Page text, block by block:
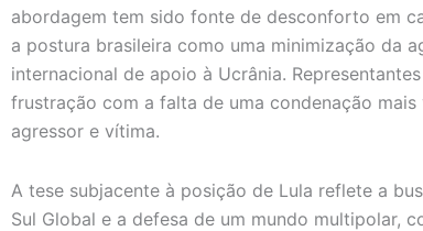
abordagem tem sido fonte de desconforto em
a postura brasileira como uma minimização da
internacional de apoio à Ucrânia.
frustração com a falta de uma condenação
agressor e vítima.
A tese subjacente à posição de Lula reflete a
Sul Global e a defesa de um mundo multipolar,